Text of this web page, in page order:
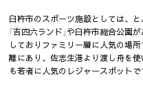
臼杵市のスポーツ施設としては、
「吉四六ランド」や臼杵市総合公
しておりファミリー層に人気の場
離にあり、佐志生港より渡し舟を
も若者に人気のレジャースポットで